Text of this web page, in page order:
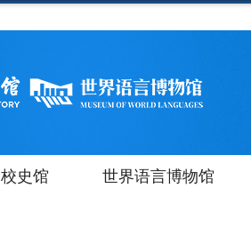
校史馆 世界语言博物馆